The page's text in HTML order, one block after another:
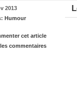
2013
Humour
cet article
commentaires
«